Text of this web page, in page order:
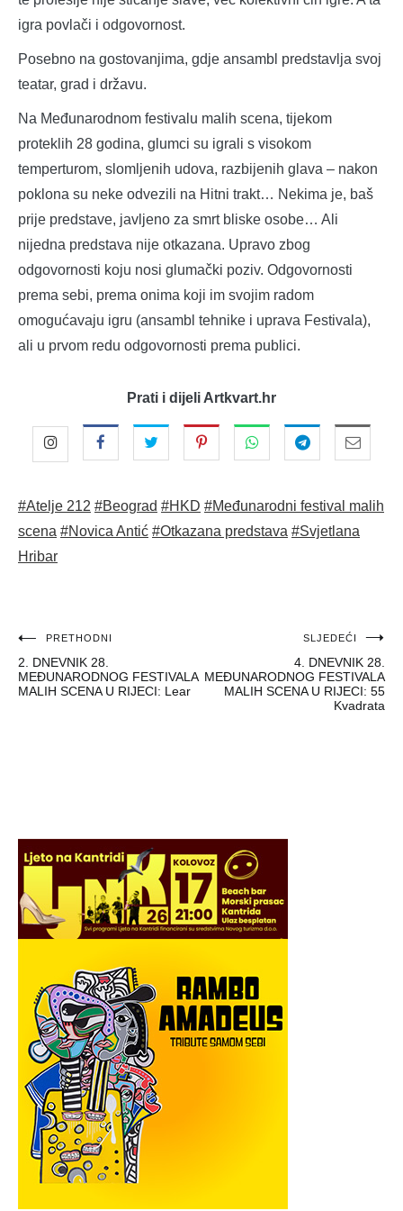
igra povlači i odgovornost.
Posebno na gostovanjima, gdje ansambl predstavlja svoj
teatar, grad i državu.
Na Međunarodnom festivalu malih scena, tijekom
proteklih 28 godina, glumci su igrali s visokom
temperturom, slomljenih udova, razbijenih glava – nakon
poklona su neke odvezili na Hitni trakt… Nekima je, baš
prije predstave, javljeno za smrt bliske osobe… Ali
nijedna predstava nije otkazana. Upravo zbog
odgovornosti koju nosi glumački poziv. Odgovornosti
prema sebi, prema onima koji im svojim radom
omogućavaju igru (ansambl tehnike i uprava Festivala),
ali u prvom redu odgovornosti prema publici.
Prati i dijeli Artkvart.hr
#Atelje 212 #Beograd #HKD #Međunarodni festival malih
scena #Novica Antić #Otkazana predstava #Svjetlana
Hribar
Navigacija
objava
PRETHODNI
2. DNEVNIK 28.
MEĐUNARODNOG FESTIVALA
MALIH SCENA U RIJECI: Lear
SLJEDEĆI
4. DNEVNIK 28.
MEĐUNARODNOG FESTIVALA
MALIH SCENA U RIJECI: 55
Kvadrata